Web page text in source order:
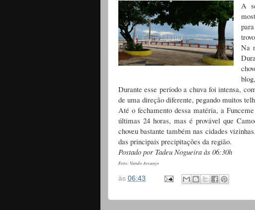
A
Na
Durante esse período a chuva foi intensa,
de uma direção diferente, pegando muitos
Até o fechamento dessa matéria, a
últimas 24 horas, mas é provável que
choveu bastante também nas cidades
das principais precipitações da região.
Postado por Tadeu Nogueira às 06:30h
Foto: Vando Arcanjo
às 06:43